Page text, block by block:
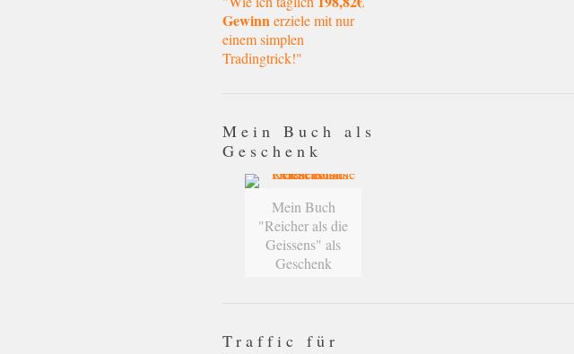
Gewinn erziele mit nur
einem simplen
Tradingtrick!"
Mein Buch als
Geschenk
Mein Buch
"Reicher als die
Geissens" als
Geschenk
Traffic für